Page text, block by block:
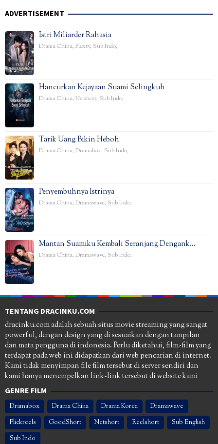
ADVERTISEMENT
Istri Miliarder Rahasia
Drama China, Flextv, Sub Indo,
Hancurkan Kejayaan Suami Selingkuh
Drama China, Netshort, Sub Indo,
Tarik Uang Bikin Heboh
Drama China, Dramabox, Sub Indo,
Penyembuhnya Istrinya
Drama China, Dramawave, Sub Indo,
Mantan Suamiku Kembali Seranjang Dengank…
Drama China, Dramawave, Sub Indo,
TENTANG DRACINKU.COM
dracinku.com adalah sebuah situs movie streaming yang sangat
powerful, dengan design yang di sesuaikan dengan tampilan
dan mata pengguna di indonesia. Perlu diketahui, film-film yang
terdapat pada web ini didapatkan dari web pencarian di internet.
Kami tidak menyimpan file film tersebut di server sendiri dan
kami hanya menempelkan link-link tersebut di website kami
GENRE FILM
Dramabox Drama China Drama Korea
Dramawave
Flickreels
GoodShort Netshort Reelshort
Sub English
Sub Indo